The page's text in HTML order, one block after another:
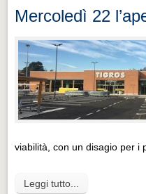
Mercoledì 22
viabilità, con un disagio per i
Leggi tutto...